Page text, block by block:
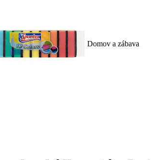
Domov a zábava